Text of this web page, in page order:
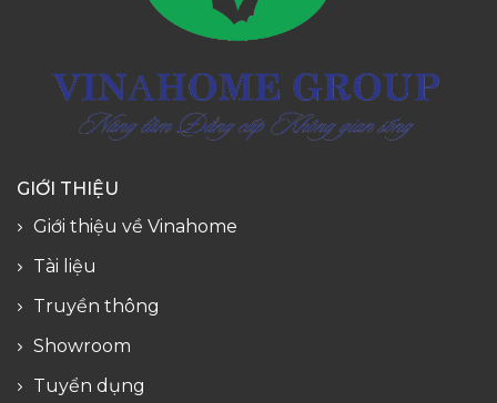
GIỚI THIỆU
Giới thiệu về Vinahome
Tài liệu
Truyền thông
Showroom
Tuyển dụng